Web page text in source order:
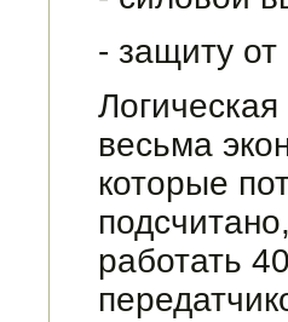
- защиту
весьма
которые
работать